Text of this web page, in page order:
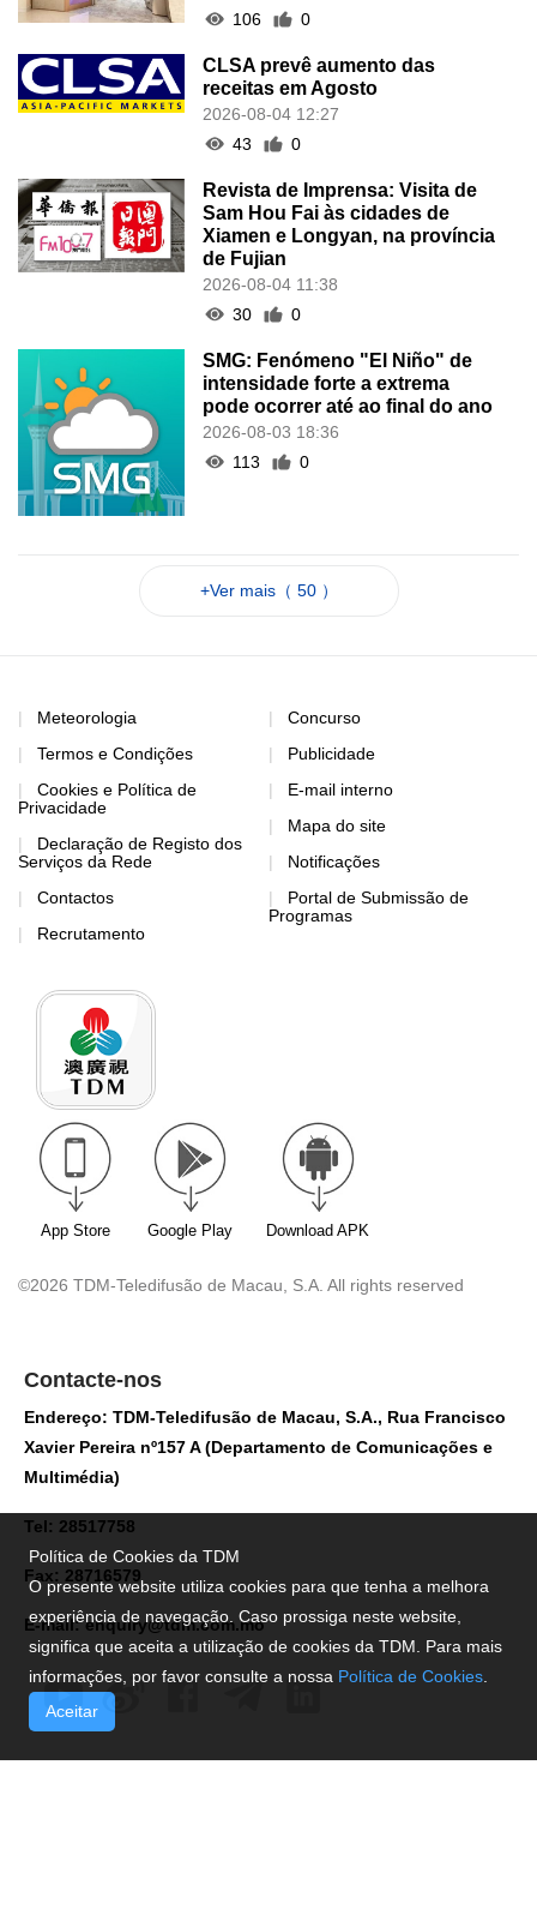
106
0
CLSA prevê aumento das
receitas em Agosto
2026-08-04 12:27
43
0
Revista de Imprensa: Visita de
Sam Hou Fai às cidades de
Xiamen e Longyan, na província
de Fujian
2026-08-04 11:38
30
0
SMG: Fenómeno "El Niño" de
intensidade forte a extrema
pode ocorrer até ao final do ano
2026-08-03 18:36
113
0
+Ver mais（ 50 ）
Meteorologia
Termos e Condições
Cookies e Política de
Privacidade
Declaração de Registo dos
Serviços da Rede
Contactos
Recrutamento
Concurso
Publicidade
E-mail interno
Mapa do site
Notificações
Portal de Submissão de
Programas
App Store Google Play Download APK
©2026 TDM-Teledifusão de Macau, S.A. All rights reserved
Contacte-nos
Endereço: TDM-Teledifusão de Macau, S.A., Rua Francisco
Xavier Pereira nº157 A (Departamento de Comunicações e
Multimédia)
Tel: 28517758
Fax: 28716579
E-mail:enquiry@tdm.com.mo
Política de Cookies da TDM
O presente website utiliza cookies para que tenha a melhora
experiência de navegação. Caso prossiga neste website,
significa que aceita a utilização de cookies da TDM. Para mais
informações, por favor consulte a nossa Política de Cookies
Aceitar